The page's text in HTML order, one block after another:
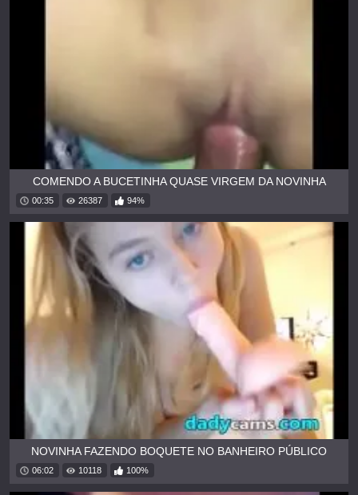
COMENDO A BUCETINHA QUASE VIRGEM DA NOVINHA
00:35 26387 94%
NOVINHA FAZENDO BOQUETE NO BANHEIRO PÚBLICO
06:02 10118 100%